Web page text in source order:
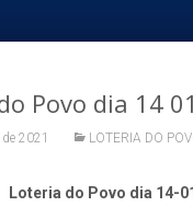
Povo dia 14
2021 LOTERIA DO
Loteria do Povo dia 14-